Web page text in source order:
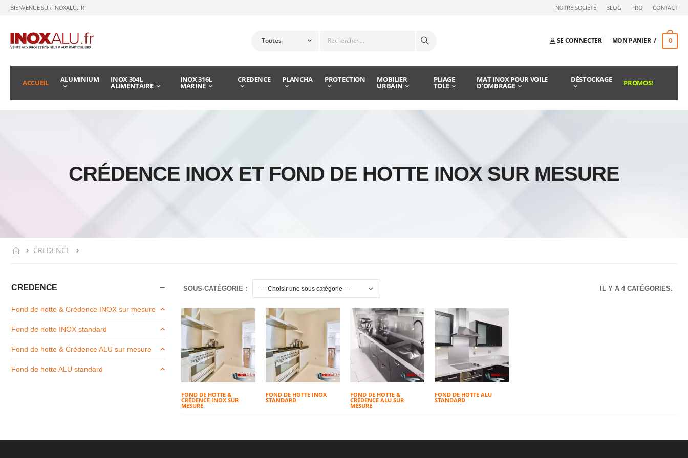
BIENVENUE SUR INOXALU.FR NOTRE SOCIÉTÉ BLOG PRO CONTACT
SE CONNECTER MON PANIER 0
ACCUEIL ALUMINIUM INOX 304L
ALIMENTAIRE
INOX 316L
MARINE
CREDENCE PLANCHA PROTECTION MOBILIER
URBAIN
PLIAGE
TOLE
MAT INOX POUR VOILE
D'OMBRAGE
DÉSTOCKAGE PROMOS!
CRÉDENCE INOX ET FOND DE HOTTE INOX SUR MESURE
CREDENCE
CREDENCE
Fond de hotte & Crédence INOX sur mesure
Fond de hotte INOX standard
Fond de hotte & Crédence ALU sur mesure
Fond de hotte ALU standard
SOUS-CATÉGORIE : IL Y A 4 CATÉGORIES.
FOND DE HOTTE &
CRÉDENCE INOX SUR
MESURE
FOND DE HOTTE INOX
STANDARD
FOND DE HOTTE &
CRÉDENCE ALU SUR
MESURE
FOND DE HOTTE ALU
STANDARD